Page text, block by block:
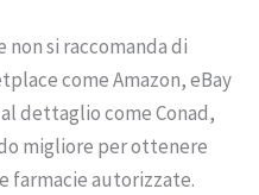
si raccomanda di
come Amazon, eBay
dettaglio come Conad,
migliore per ottenere
farmacie autorizzate.